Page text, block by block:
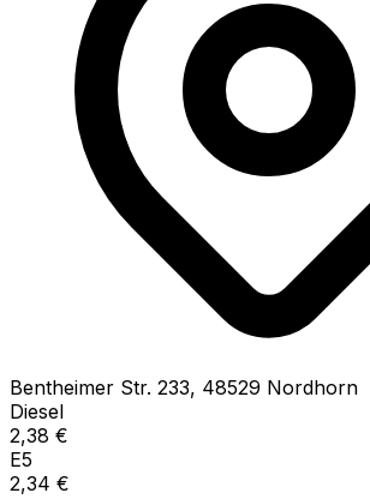
Bentheimer Str. 233, 48529 Nordhorn
Diesel
2,38 €
E5
2,34 €